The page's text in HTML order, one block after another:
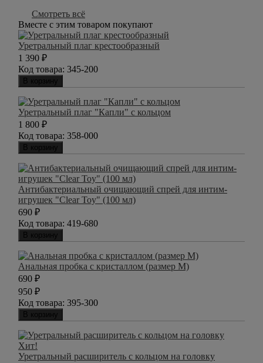
Смотреть всё
Вместе с этим товаром покупают
Уретральный плаг крестообразный
1 390 ₽
Код товара: 345-200
В корзину
Уретральный плаг "Капли" с кольцом
1 800 ₽
Код товара: 358-000
В корзину
Антибактериальный очищающий спрей для интим-
игрушек "Clear Toy" (100 мл)
690 ₽
Код товара: 419-680
В корзину
Анальная пробка с кристаллом (размер M)
690 ₽
950 ₽
Код товара: 395-300
В корзину
Хит!
Уретральный расширитель с кольцом на головку